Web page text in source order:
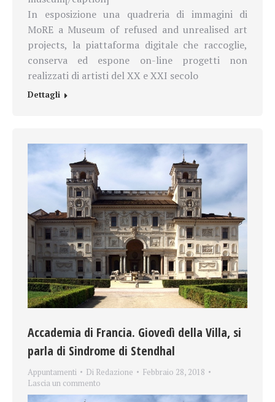
In esposizione una quadreria di immagini di
MoRE a Museum of refused and unrealised art
projects, la piattaforma digitale che raccoglie,
conserva ed espone on-line progetti non
realizzati di artisti del XX e XXI secolo
Dettagli
Accademia di Francia. Giovedì della Villa, si
parla di Sindrome di Stendhal
Appuntamenti Di Redazione
Febbraio 28, 2018
Lascia un commento